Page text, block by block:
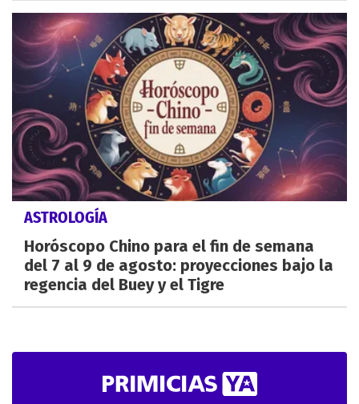
ASTROLOGÍA
Horóscopo Chino para el fin de semana
del 7 al 9 de agosto: proyecciones bajo la
regencia del Buey y el Tigre